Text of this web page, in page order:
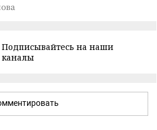
Подписывайтесь на наши
каналы